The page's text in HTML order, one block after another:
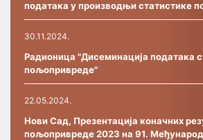
података у производњи статистике
30.11.2024.
Радионица "Дисеминација података
пољопривреде"
22.05.2024.
Нови Сад, Презентација коначних
пољопривреде 2023 на 91.